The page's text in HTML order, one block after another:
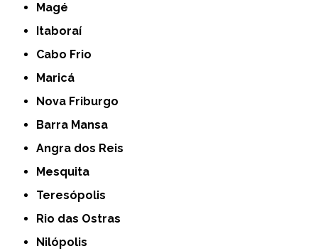
Magé
Itaboraí
Cabo Frio
Maricá
Nova Friburgo
Barra Mansa
Angra dos Reis
Mesquita
Teresópolis
Rio das Ostras
Nilópolis